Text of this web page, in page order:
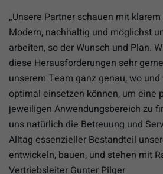
„Unsere Partner schauen mit
Modern, nachhaltig und möglichst
arbeiten, so der Wunsch und Plan.
diese Herausforderungen sehr
unserem Team ganz genau, wo
optimal einsetzen können, um eine
jeweiligen Anwendungsbereich zu
uns natürlich die Betreuung und
Alltag essenzieller Bestandteil
entwickeln, bauen, und stehen mit
Vertriebsleiter Gunter Pilger